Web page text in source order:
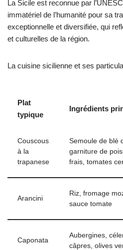
La Sicile est reconnue par
immatériel de l’humanité pour sa
exceptionnelle et diversifiée, qui
et culturelles de la région.
La cuisine sicilienne et ses
Plat
typique
Ingrédients
Couscous
à la
trapanese
Semoule de blé
garniture de
frais, tomates
Arancini
Riz, fromage
sauce tomate
Caponata
Aubergines,
câpres, olives